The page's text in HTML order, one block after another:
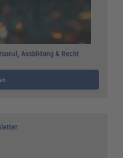
Ausbildung & Recht